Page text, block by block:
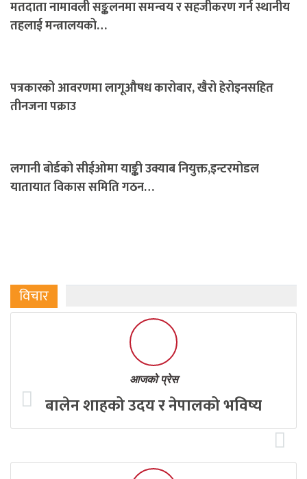
मतदाता नामावली सङ्कलनमा समन्वय र सहजीकरण गर्न स्थानीय
तहलाई मन्त्रालयको…
पत्रकारको आवरणमा लागूऔषध कारोबार, खैरो हेरोइनसहित
तीनजना पक्राउ
लगानी बोर्डको सीईओमा याङ्की उक्याब नियुक्त,इन्टरमोडल
यातायात विकास समिति गठन…
विचार
आजको प्रेस
बालेन शाहको उदय र नेपालको भविष्य